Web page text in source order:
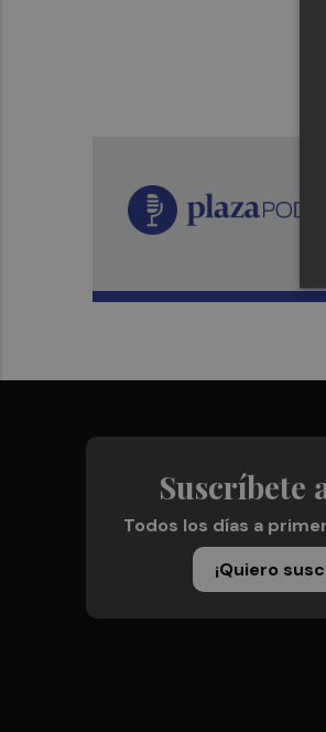
Suscríbete
Todos los días a
¡Quiero